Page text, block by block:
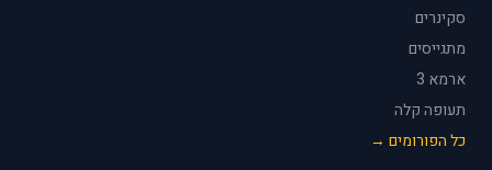
סקינרים
מתגייסים
ארמא 3
תעופה קלה
כל הפורומים →